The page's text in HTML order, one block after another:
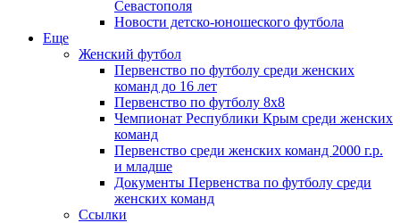
Севастополя
Новости детско-юношеского футбола
Еще
Женский футбол
Первенство по футболу среди женских
команд до 16 лет
Первенство по футболу 8х8
Чемпионат Республики Крым среди женских
команд
Первенство среди женских команд 2000 г.р.
и младше
Документы Первенства по футболу среди
женских команд
Ссылки